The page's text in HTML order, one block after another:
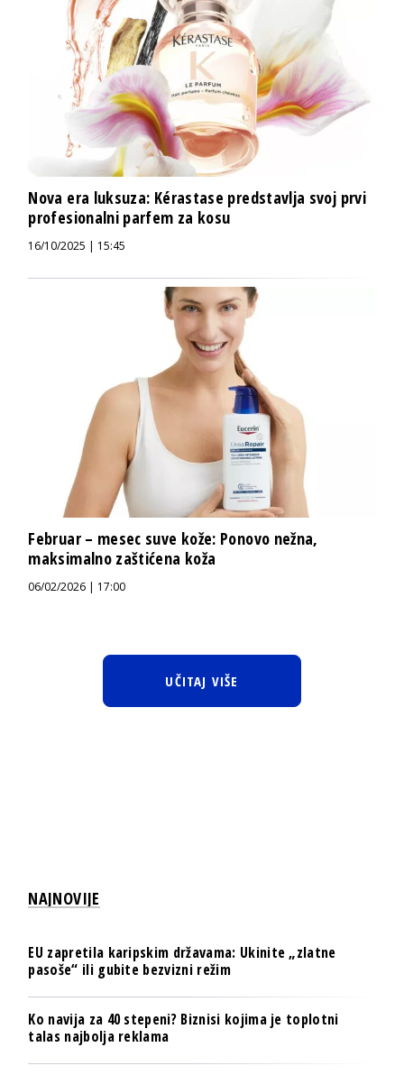
Nova era luksuza: Kérastase predstavlja svoj prvi
profesionalni parfem za kosu
16/10/2025 | 15:45
Februar – mesec suve kože: Ponovo nežna,
maksimalno zaštićena koža
06/02/2026 | 17:00
UČITAJ VIŠE
NAJNOVIJE
EU zapretila karipskim državama: Ukinite „zlatne
pasoše“ ili gubite bezvizni režim
Ko navija za 40 stepeni? Biznisi kojima je toplotni
talas najbolja reklama